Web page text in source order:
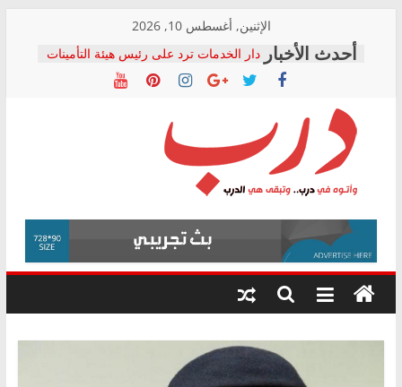
content
الإثنين, أغسطس 10, 2026
دار الخدمات ترد على رئيس هيئة التأمينات
بعد مؤتمره الصحفي: إنكار الأزمة لا ينهي
معاناة أصحاب المعاشات.. ونطالب بكشف
فرحات سليمان يكتب: القطاع الصحي إلى
أين؟
حزب التحالف الشعبي يطلق لجنة “الحق
في الصحة” بالإسكندرية لرصد الانتهاكات
ودعم المرضى
الوزاري لمدينة الصحفيين.. وانتهاء أعمال
إنشاء المبنى الإداري
المجلس القومي لحقوق الإنسان يعلن
متابعة قضية الدكتور محمد زهران.. ويؤكد:
قرينة البراءة وضمانات المحاكمة العادلة
درب
وأتوه
درب..
وتبقى
هي